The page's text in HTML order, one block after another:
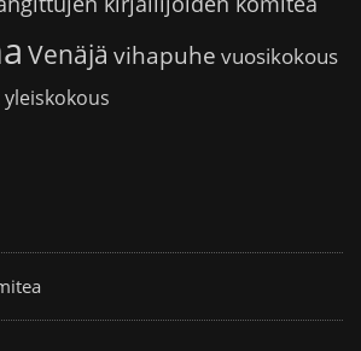
Venäjä vihapuhe vuosikokous
yleiskokous